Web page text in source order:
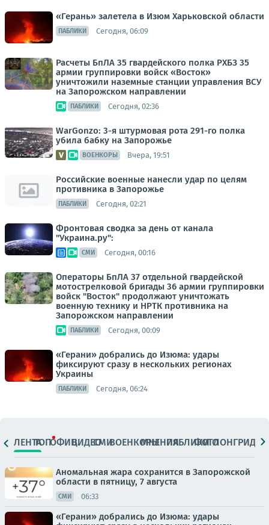
«Герань» залетела в Изюм Харьковской области
ПАБЛИКИ Сегодня, 06:09
Расчеты БпЛА 35 гвардейского полка РХБЗ 35
армии группировки войск «Восток»
уничтожили наземные станции управления ВСУ
на Запорожском направлении
ПАБЛИКИ Сегодня, 02:36
WarGonzo: 3-я штурмовая рота 291-го полка
убила бабку на Запорожье
ВОЕНКОРЫ Вчера, 19:51
Российские военные нанесли удар по целям
противника в Запорожье
ПАБЛИКИ Сегодня, 02:21
Фронтовая сводка за день от канала
"Украина.ру":
СМИ Сегодня, 00:16
Операторы БпЛА 37 отдельной гвардейской
мотострелковой бригады 36 армии группировки
войск "Восток" продолжают уничтожать
военную технику и НРТК противника на
Запорожском направлении
ПАБЛИКИ Сегодня, 00:09
«Герани» добрались до Изюма: удары
фиксируют сразу в нескольких регионах
Украины
ПАБЛИКИ Сегодня, 06:24
ЛЕНТАТОПОФИЦ.ВИДЕОСМИВОЕНКОРЫМНЕНИЯПАБЛИКИ
ФОТОЛОНГРИДЫ
Аномальная жара сохранится в Запорожской
области в пятницу, 7 августа
СМИ 06:33
«Герани» добрались до Изюма: удары